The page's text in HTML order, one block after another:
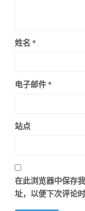
姓名 *
电子邮件 *
站点
在此浏览器中保存
址，以便下次评论时